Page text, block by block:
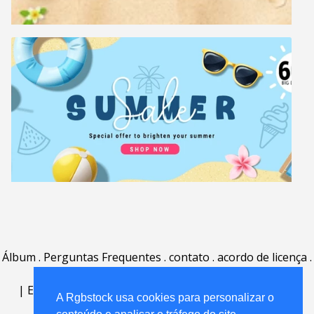
A Rgbstock usa cookies para personalizar o
Álbum . Perguntas Frequentes . contato . acordo de licença .
| English | Deutsch Español Português
Nederlands|